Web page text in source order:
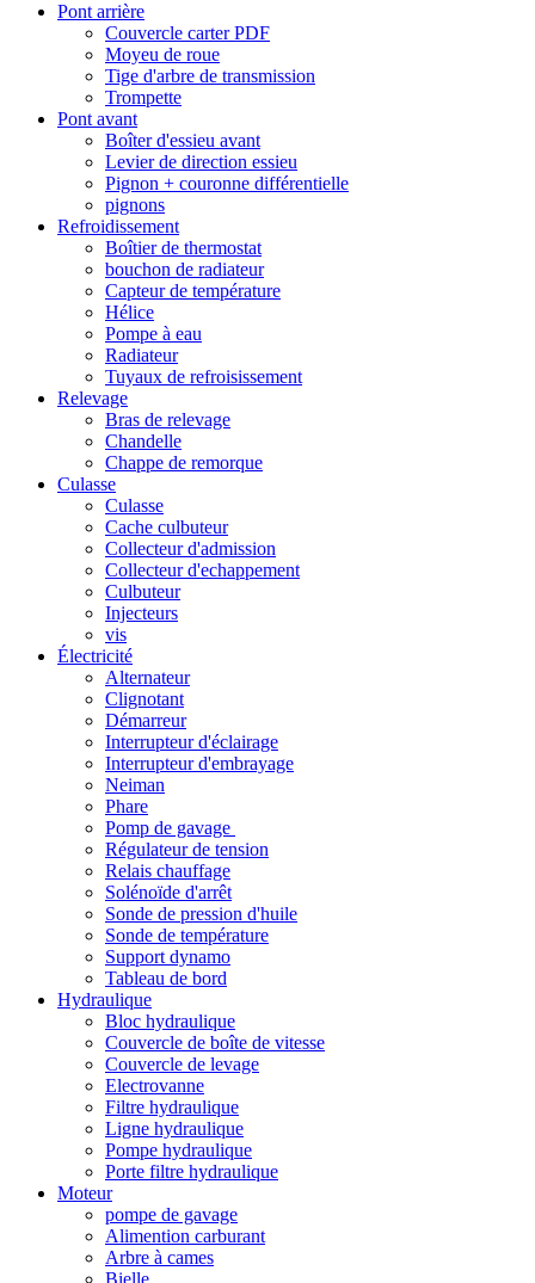
Pont arrière
Couvercle carter PDF
Moyeu de roue
Tige d'arbre de transmission
Trompette
Pont avant
Boîter d'essieu avant
Levier de direction essieu
Pignon + couronne différentielle
pignons
Refroidissement
Boîtier de thermostat
bouchon de radiateur
Capteur de température
Hélice
Pompe à eau
Radiateur
Tuyaux de refroisissement
Relevage
Bras de relevage
Chandelle
Chappe de remorque
Culasse
Culasse
Cache culbuteur
Collecteur d'admission
Collecteur d'echappement
Culbuteur
Injecteurs
vis
Électricité
Alternateur
Clignotant
Démarreur
Interrupteur d'éclairage
Interrupteur d'embrayage
Neiman
Phare
Pomp de gavage
Régulateur de tension
Relais chauffage
Solénoïde d'arrêt
Sonde de pression d'huile
Sonde de température
Support dynamo
Tableau de bord
Hydraulique
Bloc hydraulique
Couvercle de boîte de vitesse
Couvercle de levage
Electrovanne
Filtre hydraulique
Ligne hydraulique
Pompe hydraulique
Porte filtre hydraulique
Moteur
pompe de gavage
Alimention carburant
Arbre à cames
Bielle